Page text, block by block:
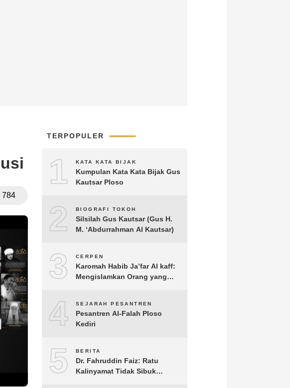
784
TERPOPULER
1 KATA KATA BIJAK
Kumpulan Kata Kata Bijak Gus
Kautsar Ploso
2 BIOGRAFI TOKOH
Silsilah Gus Kautsar (Gus H.
M. ‘Abdurrahman Al Kautsar)
3 CERPEN
Karomah Habib Ja’far Al kaff:
Mengislamkan Orang yang
4 SEJARAH PESANTREN
Pesantren Al-Falah Ploso
Kediri
5 BERITA
Dr. Fahruddin Faiz: Ratu
Kalinyamat Tidak Sibuk